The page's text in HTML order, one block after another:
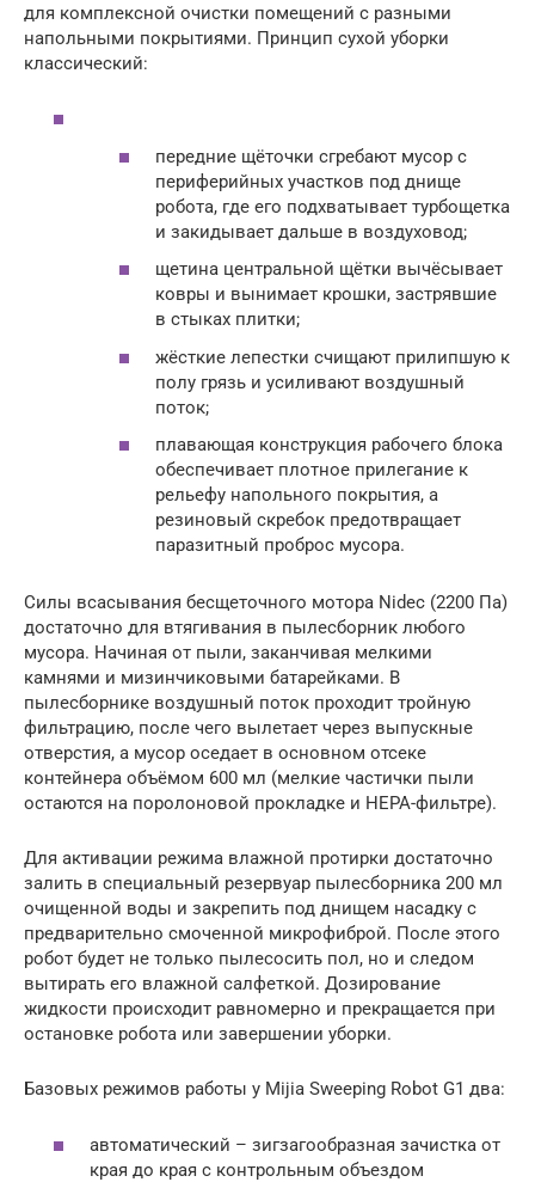
для комплексной очистки помещений с разными
напольными покрытиями. Принцип сухой уборки
классический:
передние щёточки сгребают мусор с
периферийных участков под днище
робота, где его подхватывает турбощетка
и закидывает дальше в воздуховод;
щетина центральной щётки вычёсывает
ковры и вынимает крошки, застрявшие
в стыках плитки;
жёсткие лепестки счищают прилипшую к
полу грязь и усиливают воздушный
поток;
плавающая конструкция рабочего блока
обеспечивает плотное прилегание к
рельефу напольного покрытия, а
резиновый скребок предотвращает
паразитный проброс мусора.
Силы всасывания бесщеточного мотора Nidec (2200 Па)
­достаточно для втягивания в пылесборник любого
мусора. Начиная от пыли, заканчивая мелкими
камнями и мизинчиковыми батарейками. В
пылесборнике воздушный поток проходит тройную
фильтрацию, после чего вылетает через выпускные
отверстия, а мусор оседает в основном отсеке
контейнера объёмом 600 мл (мелкие частички пыли
остаются на поролоновой прокладке и НЕРА-фильтре).
Для активации режима влажной протирки достаточно
залить в специальный резервуар пылесборника 200 мл
очищенной воды и закрепить под днищем насадку с
предварительно смоченной микрофиброй. После этого
робот будет не только пылесосить пол, но и следом
вытирать его влажной салфеткой. Дозирование
жидкости происходит равномерно и прекращается при
остановке робота или завершении уборки.
Базовых режимов работы у Mijia Sweeping Robot G1 два:
автоматический – зигзагообразная зачистка от
края до края с контрольным объездом